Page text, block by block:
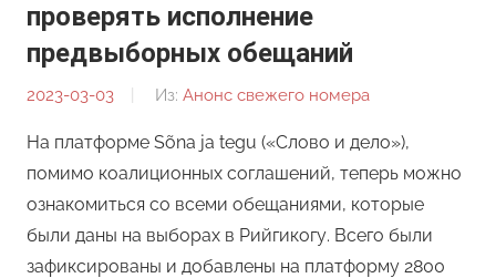
проверять исполнение
предвыборных обещаний
2023-03-03
От:
Из: Анонс свежего номера
На платформе Sõna ja tegu («Слово и дело»),
помимо коалиционных соглашений, теперь можно
ознакомиться со всеми обещаниями, которые
были даны на выборах в Рийгикогу. Всего были
зафиксированы и добавлены на платформу 2800